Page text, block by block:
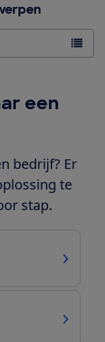
een
bedrijf? Er
te
stap.